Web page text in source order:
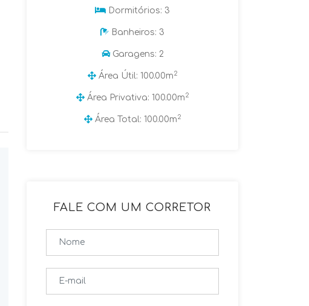
Dormitórios: 3
Banheiros: 3
Garagens: 2
Área Útil: 100.00m2
Área Privativa: 100.00m2
Área Total: 100.00m2
FALE COM UM CORRETOR